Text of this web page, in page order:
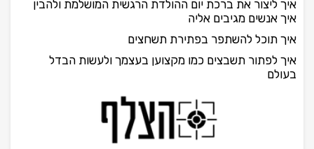
איך ליצור את ברכת יום ההולדת הרגשית המושלמת ולהבין
איך אנשים מגיבים אליה
איך תוכל להשתפר בפתירת תשחצים
איך לפתור תשבצים כמו מקצוען בעצמך ולעשות הבדל
בעולם